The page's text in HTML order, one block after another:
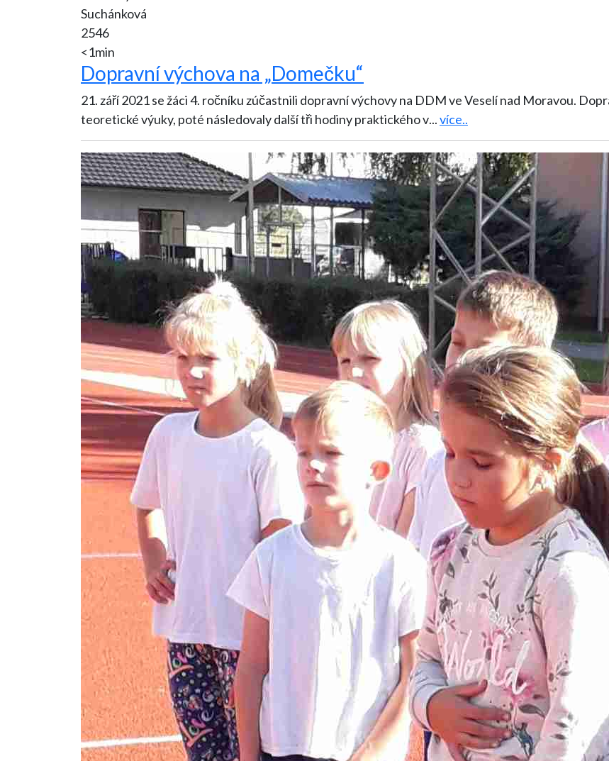
Suchánková
2546
<1min
Dopravní výchova na „Domečku“
21. září 2021 se žáci 4. ročníku zúčastnili dopravní výchovy na DDM ve Veselí nad Moravou.
teoretické výuky, poté následovaly další tři hodiny praktického v...více..